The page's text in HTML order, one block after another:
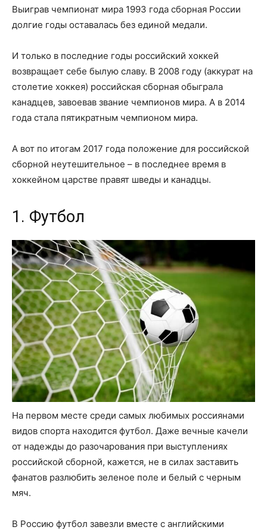
Выиграв чемпионат мира 1993 года сборная России
долгие годы оставалась без единой медали.
И только в последние годы российский хоккей
возвращает себе былую славу. В 2008 году (аккурат на
столетие хоккея) российская сборная обыграла
канадцев, завоевав звание чемпионов мира. А в 2014
года стала пятикратным чемпионом мира.
А вот по итогам 2017 года положение для российской
сборной неутешительное – в последнее время в
хоккейном царстве правят шведы и канадцы.
1. Футбол
На первом месте среди самых любимых россиянами
видов спорта находится футбол. Даже вечные качели
от надежды до разочарования при выступлениях
российской сборной, кажется, не в силах заставить
фанатов разлюбить зеленое поле и белый с черным
мяч.
В Россию футбол завезли вместе с английскими